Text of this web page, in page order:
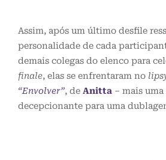
Assim, após um último desfile
personalidade de cada
demais colegas do elenco para
finale, elas se enfrentaram no
“Envolver”, de Anitta – mais
decepcionante para uma